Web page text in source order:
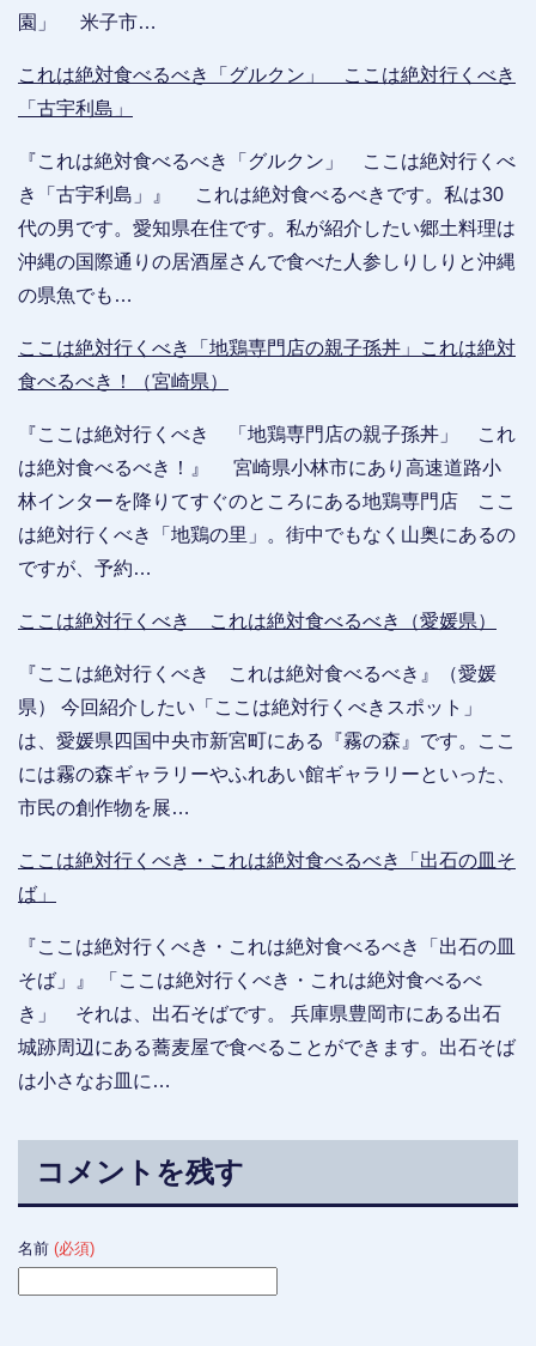
園」 米子市…
これは絶対食べるべき「グルクン」 ここは絶対行くべき
「古宇利島」
『これは絶対食べるべき「グルクン」 ここは絶対行くべ
き「古宇利島」』 これは絶対食べるべきです。私は30
代の男です。愛知県在住です。私が紹介したい郷土料理は
沖縄の国際通りの居酒屋さんで食べた人参しりしりと沖縄
の県魚でも…
ここは絶対行くべき「地鶏専門店の親子孫丼」これは絶対
食べるべき！（宮崎県）
『ここは絶対行くべき 「地鶏専門店の親子孫丼」 これ
は絶対食べるべき！』 宮崎県小林市にあり高速道路小
林インターを降りてすぐのところにある地鶏専門店 ここ
は絶対行くべき「地鶏の里」。街中でもなく山奥にあるの
ですが、予約…
ここは絶対行くべき これは絶対食べるべき（愛媛県）
『ここは絶対行くべき これは絶対食べるべき』（愛媛
県） 今回紹介したい「ここは絶対行くべきスポット」
は、愛媛県四国中央市新宮町にある『霧の森』です。ここ
には霧の森ギャラリーやふれあい館ギャラリーといった、
市民の創作物を展…
ここは絶対行くべき・これは絶対食べるべき「出石の皿そ
ば」
『ここは絶対行くべき・これは絶対食べるべき「出石の皿
そば」』 「ここは絶対行くべき・これは絶対食べるべ
き」 それは、出石そばです。 兵庫県豊岡市にある出石
城跡周辺にある蕎麦屋で食べることができます。出石そば
は小さなお皿に…
コメントを残す
名前 (必須)